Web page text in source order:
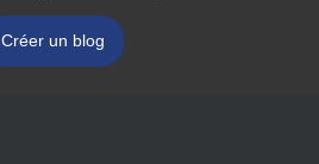
Créer un blog